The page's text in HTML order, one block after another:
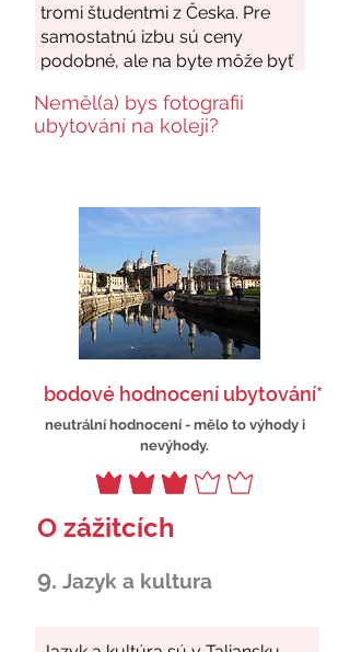
Neměl(a) bys fotografii
ubytování na koleji?
bodové hodnocení ubytování*
neutrální hodnocení - mělo to výhody i
nevýhody.
O zážitcích
9. Jazyk a kultura